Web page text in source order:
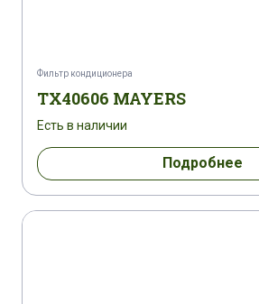
Фильтр кондиционера
TX40606 MAYERS
Есть в наличии
Подробнее